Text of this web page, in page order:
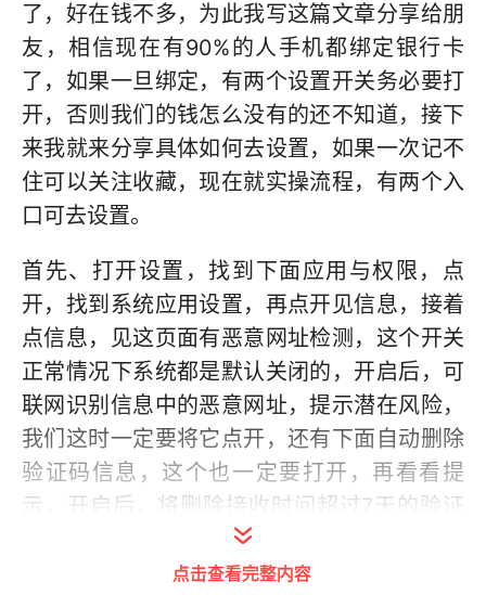
了，好在钱不多，为此我写这篇文章分享给朋
友，相信现在有90%的人手机都绑定银行卡
了，如果一旦绑定，有两个设置开关务必要打
开，否则我们的钱怎么没有的还不知道，接下
来我就来分享具体如何去设置，如果一次记不
住可以关注收藏，现在就实操流程，有两个入
口可去设置。
首先、打开设置，找到下面应用与权限，点
开，找到系统应用设置，再点开见信息，接着
点信息，见这页面有恶意网址检测，这个开关
正常情况下系统都是默认关闭的，开启后，可
联网识别信息中的恶意网址，提示潜在风险，
我们这时一定要将它点开，还有下面自动删除
验证码信息，这个也一定要打开，再看看提
示，开启后，将删除接收时间超过7天的验证
信息，置顶或加密的验证信息不会被自动删
点击查看完整内容